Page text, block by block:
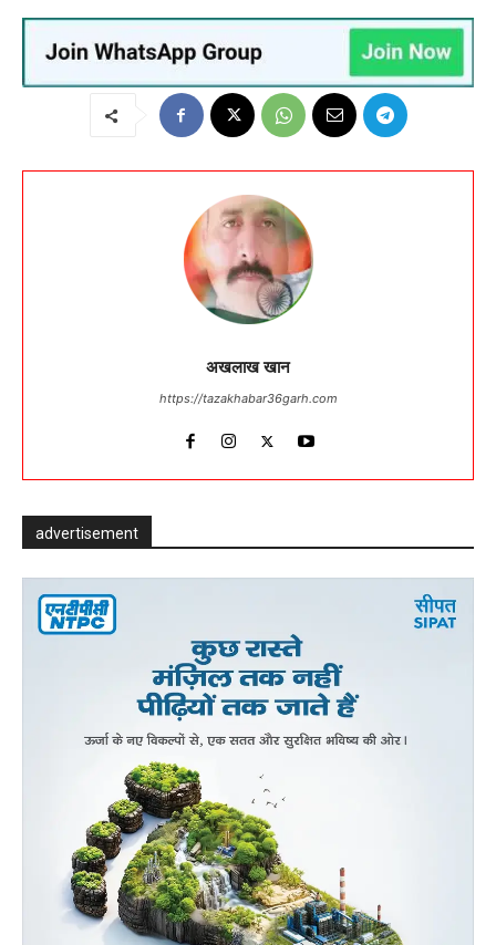
अखलाख खान
https://tazakhabar36garh.com
advertisement